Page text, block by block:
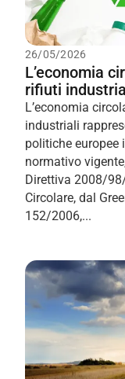
26/05/2026
L’economia
rifiuti
L’economia
industriali
politiche
normativo
Direttiva 2008/
Circolare, dal
152/2006,...